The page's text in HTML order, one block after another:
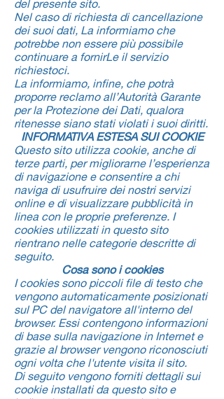
del presente sito.
Nel caso di richiesta di cancellazione
dei suoi dati, La informiamo che
potrebbe non essere più possibile
continuare a fornirLe il servizio
richiestoci.
La informiamo, infine, che potrà
proporre reclamo all’Autorità Garante
per la Protezione dei Dati, qualora
ritenesse siano stati violati i suoi diritti.
INFORMATIVA ESTESA SUI COOKIE
Questo sito utilizza cookie, anche di
terze parti, per migliorarne l’esperienza
di navigazione e consentire a chi
naviga di usufruire dei nostri servizi
online e di visualizzare pubblicità in
linea con le proprie preferenze. I
cookies utilizzati in questo sito
rientrano nelle categorie descritte di
seguito.
Cosa sono i cookies
I cookies sono piccoli file di testo che
vengono automaticamente posizionati
sul PC del navigatore all'interno del
browser. Essi contengono informazioni
di base sulla navigazione in Internet e
grazie al browser vengono riconosciuti
ogni volta che l'utente visita il sito.
Di seguito vengono forniti dettagli sui
cookie installati da questo sito e